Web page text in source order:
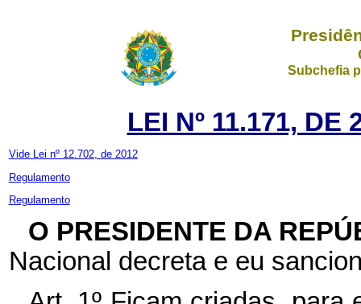
Subchefia
LEI Nº 11.171, DE
Vide Lei nº 12.702, de 2012
Regulamento
Regulamento
O PRESIDENTE DA
Nacional decreta e eu